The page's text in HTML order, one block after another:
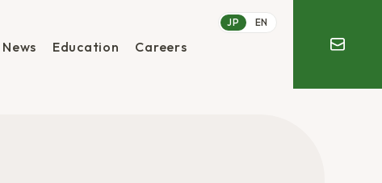
News Education Careers
JP EN